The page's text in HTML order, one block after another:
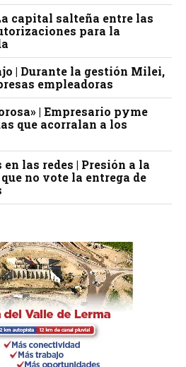
capital salteña entre las
para la
| Durante la gestión Milei,
empleadoras
| Empresario pyme
que acorralan a los
las redes | Presión a la
no vote la entrega de